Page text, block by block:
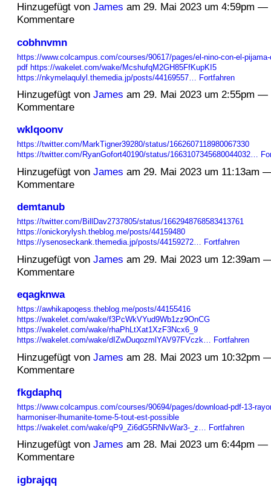
Hinzugefügt von James am 29. Mai 2023 um 4:59pm —
Kommentare
cobhnvmn
https://www.colcampus.com/courses/90617/pages/el-nino-con-el-
pdf https://wakelet.com/wake/McshufqM2GH85FfKupKI5
https://nkymelaqulyl.themedia.jp/posts/44169557…
Fortfahren
Hinzugefügt von James am 29. Mai 2023 um 2:55pm —
Kommentare
wklqoonv
https://twitter.com/MarkTigner39280/status/1662607118980067330
https://twitter.com/RyanGofort40190/status/1663107345680044032…
Hinzugefügt von James am 29. Mai 2023 um 11:13am
Kommentare
demtanub
https://twitter.com/BillDav2737805/status/1662948768583413761
https://onickorylysh.theblog.me/posts/44159480
https://ysenoseckank.themedia.jp/posts/44159272… Fortfahren
Hinzugefügt von James am 29. Mai 2023 um 12:39am
Kommentare
eqagknwa
https://awhikapoqess.theblog.me/posts/44155416
https://wakelet.com/wake/f3PcWkVYud9Wb1zz9OnCG
https://wakelet.com/wake/rhaPhLtXat1XzF3Ncx6_9
https://wakelet.com/wake/dIZwDuqozmlYAV97FVczk… Fortfahren
Hinzugefügt von James am 28. Mai 2023 um 10:32pm
Kommentare
fkgdaphq
https://www.colcampus.com/courses/90694/pages/download-pdf-13-
harmoniser-lhumanite-tome-5-tout-est-possible
https://wakelet.com/wake/qP9_Zi6dG5RNlvWar3-_z… Fortfahren
Hinzugefügt von James am 28. Mai 2023 um 6:44pm —
Kommentare
igbrajqq